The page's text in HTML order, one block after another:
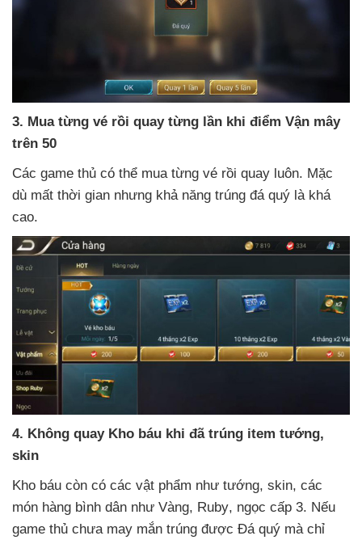
3. Mua từng vé rồi quay từng lần khi điểm Vận mây
trên 50
Các game thủ có thể mua từng vé rồi quay luôn. Mặc
dù mất thời gian nhưng khả năng trúng đá quý là khá
cao.
4. Không quay Kho báu khi đã trúng item tướng,
skin
Kho báu còn có các vật phẩm như tướng, skin, các
món hàng bình dân như Vàng, Ruby, ngọc cấp 3. Nếu
game thủ chưa may mắn trúng được Đá quý mà chỉ